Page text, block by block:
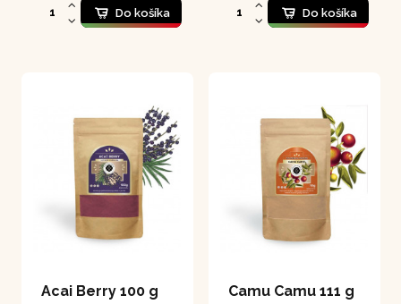
Do košíka Do košíka
Acai Berry 100 g Camu Camu 111 g